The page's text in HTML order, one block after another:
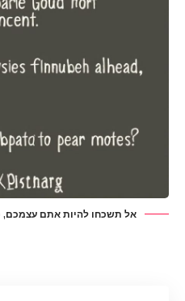
אל תשכחו להיות אתם עצמכם,